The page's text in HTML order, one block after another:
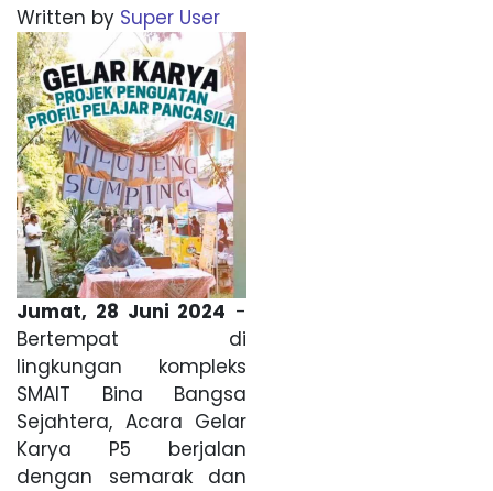
Written by Super User
Jumat, 28 Juni 2024 -
Bertempat di
lingkungan kompleks
SMAIT Bina Bangsa
Sejahtera, Acara Gelar
Karya P5 berjalan
dengan semarak dan